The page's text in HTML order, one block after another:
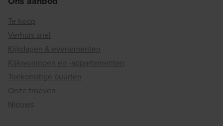
Te koop
Verhuis snel
Kijkdagen & evenementen
Kijkwoningen en -appartementen
Toekomstige buurten
Onze troeven
Nieuws